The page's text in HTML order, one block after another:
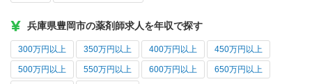
兵庫県豊岡市の薬剤師求人を年収で探す
300万円以上 350万円以上 400万円以上 450万円以上
500万円以上 550万円以上 600万円以上 650万円以上